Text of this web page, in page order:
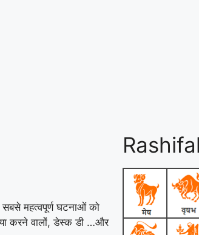
महत्वपूर्ण घटनाओं को
करने वालों, डेस्क डी …और